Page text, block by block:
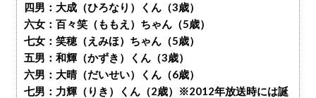
四男：大成（ひろなり）くん（3歳）
六女：百々笑（ももえ）ちゃん（5歳）
七女：笑穂（えみほ）ちゃん（5歳）
五男：和輝（かずき）くん（3歳）
六男：大晴（だいせい）くん（6歳）
七男：力輝（りき）くん（2歳）※2012年放送時には誕